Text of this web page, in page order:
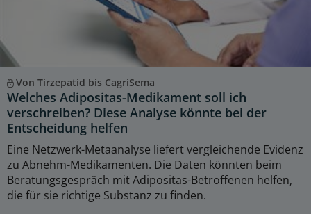
Von Tirzepatid bis CagriSema
Welches Adipositas-Medikament soll ich
verschreiben? Diese Analyse könnte bei der
Entscheidung helfen
Eine Netzwerk-Metaanalyse liefert vergleichende Evidenz
zu Abnehm-Medikamenten. Die Daten könnten beim
Beratungsgespräch mit Adipositas-Betroffenen helfen,
die für sie richtige Substanz zu finden.